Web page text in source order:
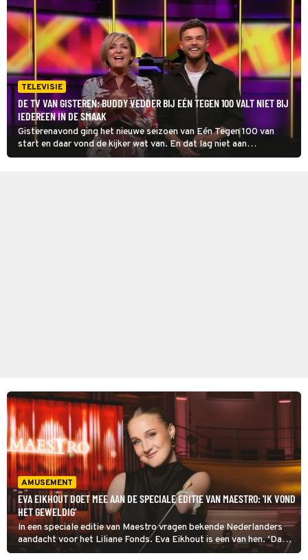
TELEVISIE
DE TV VAN GISTEREN: BUDDY VEDDER BIJ EÉN TEGEN 100 VALT NIET BIJ
IEDEREEN IN DE SMAAK
Gisterenavond ging het nieuwe seizoen van Eén Tegen 100 van
start en daar vond de kijker wat van. En dat lag niet aan
presentatrice Caroline Tensen. Ook was er een speciale uitzending
AMUSEMENT
EVA EIKHOUT DOET MEE AAN DE SPECIALE EDITIE VAN MAESTRO: 'IK VOND
HET GEWELDIG'
In een speciale editie van Maestro vragen bekende Nederlanders
aandacht voor het Liliane Fonds. Eva Eikhout is een van hen. ‘Dat
ik zou meedoen was absoluut vanzelfsprekend.’